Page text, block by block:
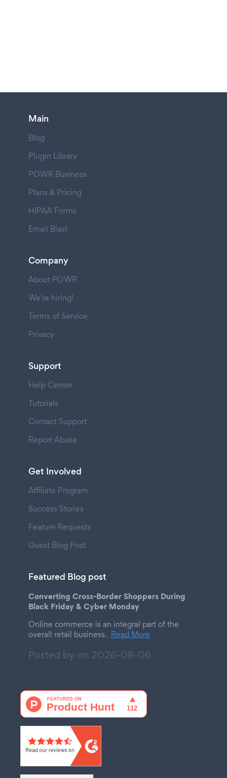
Main
Blog
Plugin Library
POWR Business
Plans & Pricing
HIPAA Forms
Email Blast
Company
About POWR
We're hiring!
Terms of Service
Privacy
Support
Help Center
Tutorials
Contact Support
Report Abuse
Get Involved
Affiliate Program
Success Stories
Feature Requests
Guest Blog Post
Featured Blog post
Converting Cross-Border Shoppers During
Black Friday & Cyber Monday
Online commerce is an integral part of the
overall retail business. Read More
Posted by on 2026-08-06